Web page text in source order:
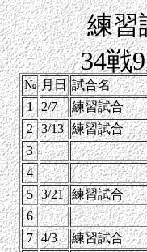
練習
34戦
№ 月日 試合名
1 2/7 練習試合
2 3/13 練習試合
3
4
5 3/21 練習試合
6
7 4/3 練習試合